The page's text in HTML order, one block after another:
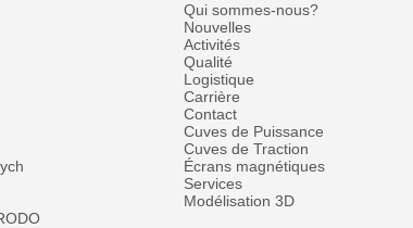
Qui sommes-nous?
Nouvelles
Activités
Qualité
Logistique
Carrière
Contact
Cuves de Puissance
Cuves de Traction
Écrans magnétiques
Services
Modélisation 3D